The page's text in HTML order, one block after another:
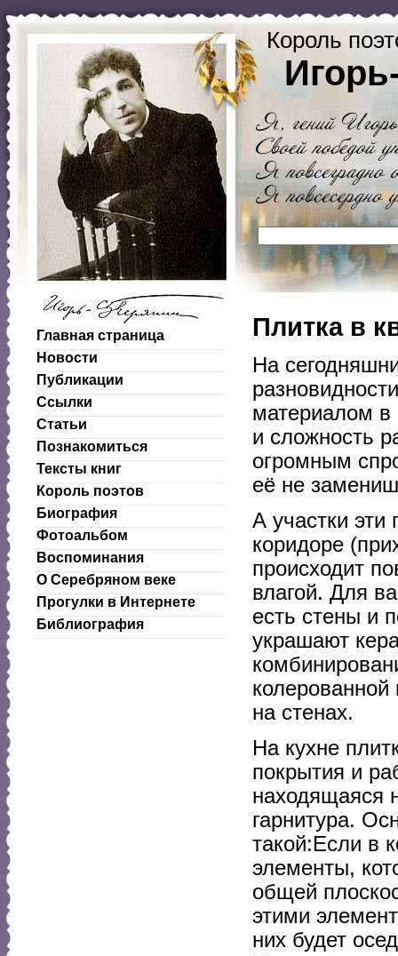
Король
Главная страница
Новости
Публикации
Ссылки
Статьи
Познакомиться
Тексты книг
Король поэтов
Биография
Фотоальбом
Воспоминания
О Серебряном веке
Прогулки в Интернете
Библиография
Плитка в
На
материалом в
и сложность
огромным
её не
А участки эти
коридоре
происходит
влагой. Для
есть стены и
украшают
колерованной
на стенах.
На кухне
покрытия и
находящаяся
гарнитура.
такой:Если в
элементы,
общей
этими
них будет